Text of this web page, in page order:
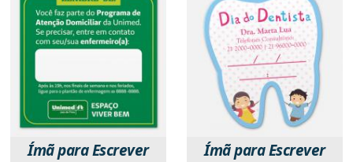
Ímã para Escrever Ímã para Escrever